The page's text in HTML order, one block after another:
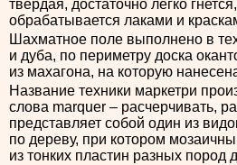
твердая, достаточно легко
обрабатывается лаками и
Шахматное поле выполнено в
и дуба, по периметру доска
из махагона, на которую
Название техники маркетри
слова marquer – расчерчивать,
представляет собой один из
по дереву, при котором
из тонких пластин разных пород